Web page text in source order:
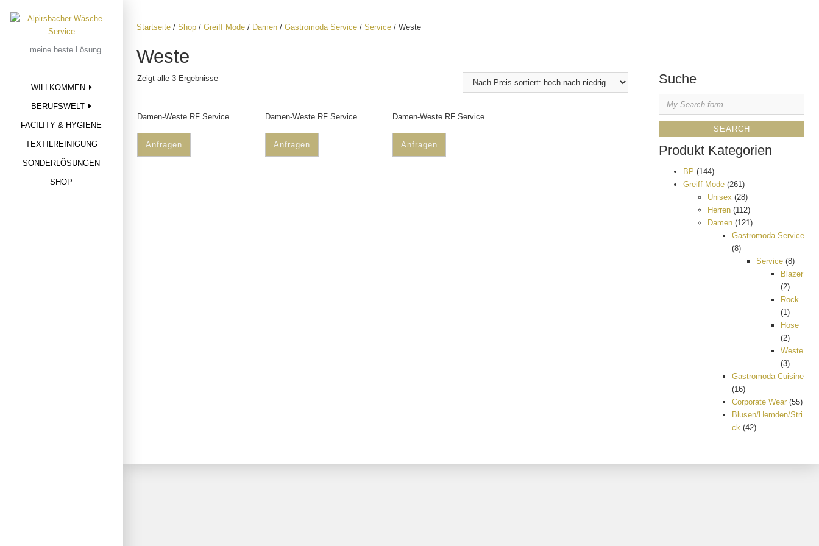
…meine beste Lösung
WILLKOMMEN
BERUFSWELT
FACILITY & HYGIENE
TEXTILREINIGUNG
SONDERLÖSUNGEN
SHOP
Startseite /Shop /Greiff Mode / Damen /Gastromoda Service /Service / Weste
Weste
Zeigt alle 3 Ergebnisse
Damen-Weste RF Service
Anfragen
Damen-Weste RF Service
Anfragen
Damen-Weste RF Service
Anfragen
Suche
Produkt Kategorien
BP (144)
Greiff Mode (261)
Unisex (28)
Herren (112)
Damen (121)
Gastromoda Service
(8)
Service (8)
Blazer
(2)
Rock
(1)
Hose
(2)
Weste
(3)
Gastromoda Cuisine
(16)
Corporate Wear (55)
Blusen/Hemden/Stri
ck (42)